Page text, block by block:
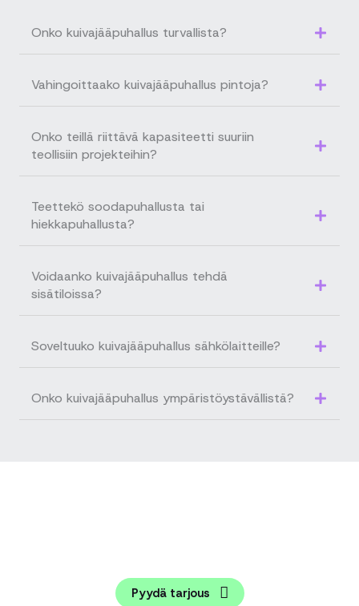
Onko kuivajääpuhallus turvallista?
Vahingoittaako kuivajääpuhallus pintoja?
Onko teillä riittävä kapasiteetti suuriin
teollisiin projekteihin?
Teettekö soodapuhallusta tai
hiekkapuhallusta?
Voidaanko kuivajääpuhallus tehdä
sisätiloissa?
Soveltuuko kuivajääpuhallus sähkölaitteille?
Onko kuivajääpuhallus ympäristöystävällistä?
Pyydä tarjous